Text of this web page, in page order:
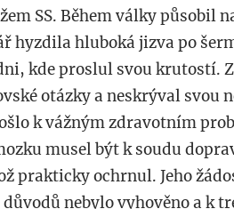
SS. Během války působil
hyzdila hluboká jizva po
kde proslul svou krutostí.
otázky a neskrýval svou
k vážným zdravotním
musel být k soudu
prakticky ochrnul. Jeho
nebylo vyhověno a k